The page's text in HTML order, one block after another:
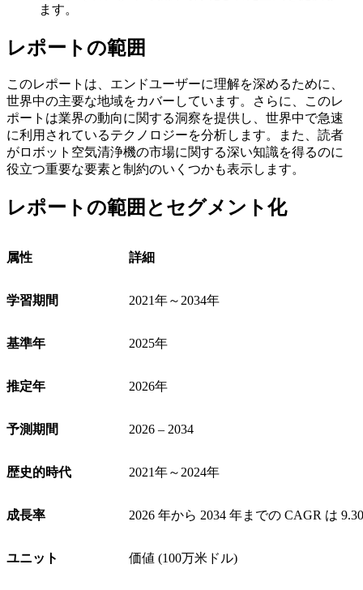
ます。
レポートの範囲
このレポートは、エンドユーザーに理解を深めるために、
世界中の主要な地域をカバーしています。さらに、このレ
ポートは業界の動向に関する洞察を提供し、世界中で急速
に利用されているテクノロジーを分析します。また、読者
がロボット空気清浄機の市場に関する深い知識を得るのに
役立つ重要な要素と制約のいくつかも表示します。
レポートの範囲とセグメント化
属性 詳細
学習期間 2021年～2034年
基準年 2025年
推定年 2026年
予測期間 2026 – 2034
歴史的時代 2021年～2024年
成長率 2026 年から 2034 年までの CAGR は
ユニット 価値 (100万米ドル)